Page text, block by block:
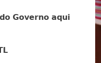
𝗚𝗼𝘃𝗲𝗿𝗻𝗼 𝗮𝗾𝘂𝗶